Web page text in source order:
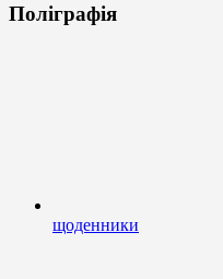
Поліграфія
щоденники